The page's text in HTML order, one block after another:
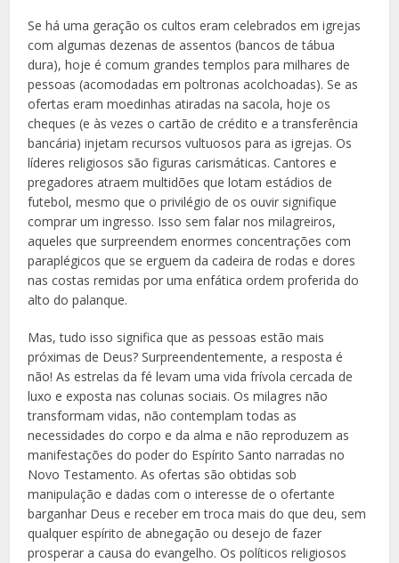
Se há uma geração os cultos eram celebrados em igrejas
com algumas dezenas de assentos (bancos de tábua
dura), hoje é comum grandes templos para milhares de
pessoas (acomodadas em poltronas acolchoadas). Se as
ofertas eram moedinhas atiradas na sacola, hoje os
cheques (e às vezes o cartão de crédito e a transferência
bancária) injetam recursos vultuosos para as igrejas. Os
líderes religiosos são figuras carismáticas. Cantores e
pregadores atraem multidões que lotam estádios de
futebol, mesmo que o privilégio de os ouvir signifique
comprar um ingresso. Isso sem falar nos milagreiros,
aqueles que surpreendem enormes concentrações com
paraplégicos que se erguem da cadeira de rodas e dores
nas costas remidas por uma enfática ordem proferida do
alto do palanque.
Mas, tudo isso significa que as pessoas estão mais
próximas de Deus? Surpreendentemente, a resposta é
não! As estrelas da fé levam uma vida frívola cercada de
luxo e exposta nas colunas sociais. Os milagres não
transformam vidas, não contemplam todas as
necessidades do corpo e da alma e não reproduzem as
manifestações do poder do Espírito Santo narradas no
Novo Testamento. As ofertas são obtidas sob
manipulação e dadas com o interesse de o ofertante
barganhar Deus e receber em troca mais do que deu, sem
qualquer espírito de abnegação ou desejo de fazer
prosperar a causa do evangelho. Os políticos religiosos